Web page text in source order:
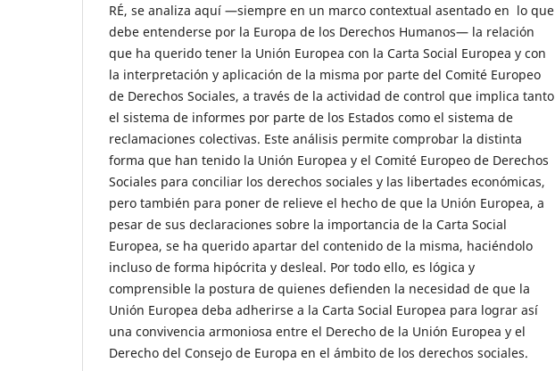
RÉ, se analiza aquí —siempre en un marco contextual asentado en lo que
debe entenderse por la Europa de los Derechos Humanos— la relación
que ha querido tener la Unión Europea con la Carta Social Europea y con
la interpretación y aplicación de la misma por parte del Comité Europeo
de Derechos Sociales, a través de la actividad de control que implica tanto
el sistema de informes por parte de los Estados como el sistema de
reclamaciones colectivas. Este análisis permite comprobar la distinta
forma que han tenido la Unión Europea y el Comité Europeo de Derechos
Sociales para conciliar los derechos sociales y las libertades económicas,
pero también para poner de relieve el hecho de que la Unión Europea, a
pesar de sus declaraciones sobre la importancia de la Carta Social
Europea, se ha querido apartar del contenido de la misma, haciéndolo
incluso de forma hipócrita y desleal. Por todo ello, es lógica y
comprensible la postura de quienes defienden la necesidad de que la
Unión Europea deba adherirse a la Carta Social Europea para lograr así
una convivencia armoniosa entre el Derecho de la Unión Europea y el
Derecho del Consejo de Europa en el ámbito de los derechos sociales.